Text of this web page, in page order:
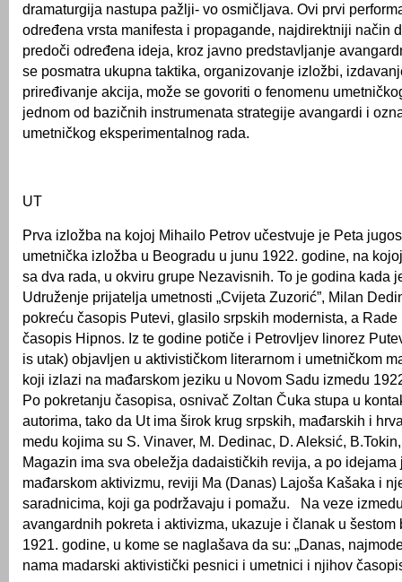
dramaturgija nastupa pažlji- vo osmičljava. Ovi prvi
određena vrsta manifesta i propagande, najdirektniji način
predoči određena ideja, kroz javno predstavljanje
se posmatra ukupna taktika, organizovanje izložbi,
priređivanje akcija, može se govoriti o fenomenu
jednom od bazičnih instrumenata strategije avangardi i
umetničkog eksperimentalnog rada.
UT
Prva izložba na kojoj Mihailo Petrov učestvuje je Peta
umetnička izložba u Beogradu u junu 1922. godine, na
sa dva rada, u okviru grupe Nezavisnih. To je godina kada
Udruženje prijatelja umetnosti „Cvijeta Zuzorić”, Milan
pokreću časopis Putevi, glasilo srpskih modernista, a
časopis Hipnos. Iz te godine potiče i Petrovljev linorez
is utak) objavljen u aktivističkom literarnom i umetničkom
koji izlazi na mađarskom jeziku u Novom Sadu izmedu
Po pokretanju časopisa, osnivač Zoltan Čuka stupa u
autorima, tako da Ut ima širok krug srpskih, mađarskih i
medu kojima su S. Vinaver, M. Dedinac, D. Aleksić,
Magazin ima sva obeležja dadaističkih revija, a po idejama
mađarskom aktivizmu, reviji Ma (Danas) Lajoša Kašaka i
saradnicima, koji ga podržavaju i pomažu. Na veze
avangardnih pokreta i aktivizma, ukazuje i članak u šestom
1921. godine, u kome se naglašava da su: „Danas,
nama madarski aktivistički pesnici i umetnici i njihov